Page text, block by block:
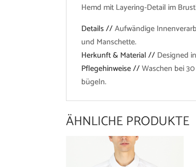
Hemd mit Layering-Detail im
Details //Aufwändige
und Manschette.
Herkunft & Material //Designed
Pflegehinweise //Waschen bei
bügeln.
ÄHNLICHE PRODUKTE